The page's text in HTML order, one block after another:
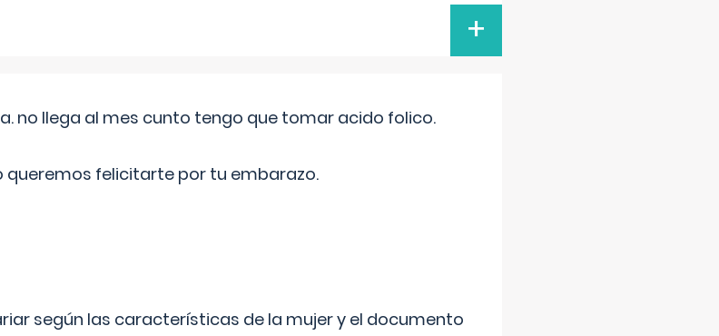
+
no llega al mes cunto tengo que tomar acido folico.
queremos felicitarte por tu embarazo.
según las características de la mujer y el documento